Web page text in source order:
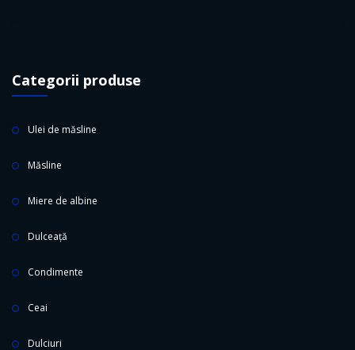
Categorii produse
Ulei de măsline
Măsline
Miere de albine
Dulceață
Condimente
Ceai
Dulciuri